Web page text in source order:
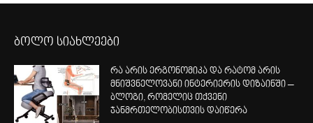
ბოლო სიახლეები
რა არის ერგონომიკა და რატომ არის
მნიშვნელოვანი ინტერიერის დიზაინში –
ბლოგი, რომელიც თქვენი
ჯანმრთელობისთვის დაიწერა